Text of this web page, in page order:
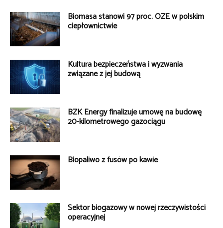
Biomasa stanowi 97 proc. OZE w polskim
ciepłownictwie
Kultura bezpieczeństwa i wyzwania
związane z jej budową
BZK Energy finalizuje umowę na budowę
20-kilometrowego gazociągu
Biopaliwo z fusów po kawie
Sektor biogazowy w nowej rzeczywistości
operacyjnej